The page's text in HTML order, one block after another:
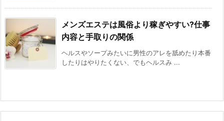
メンズエステは風俗より稼ぎやすい?仕事
内容と手取りの関係
ヘルスやソープみたいに男性のアレを舐めたり本番
したりはやりたくない、でもヘルスみ ...